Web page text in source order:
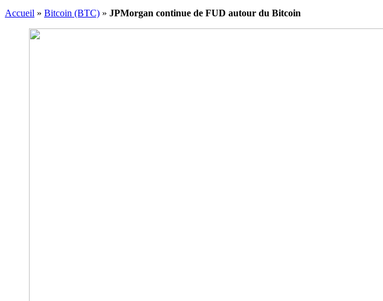
Accueil » Bitcoin (BTC) » JPMorgan continue de FUD autour du Bitcoin